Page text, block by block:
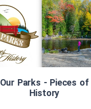
Our Parks ‑ Pieces of
History